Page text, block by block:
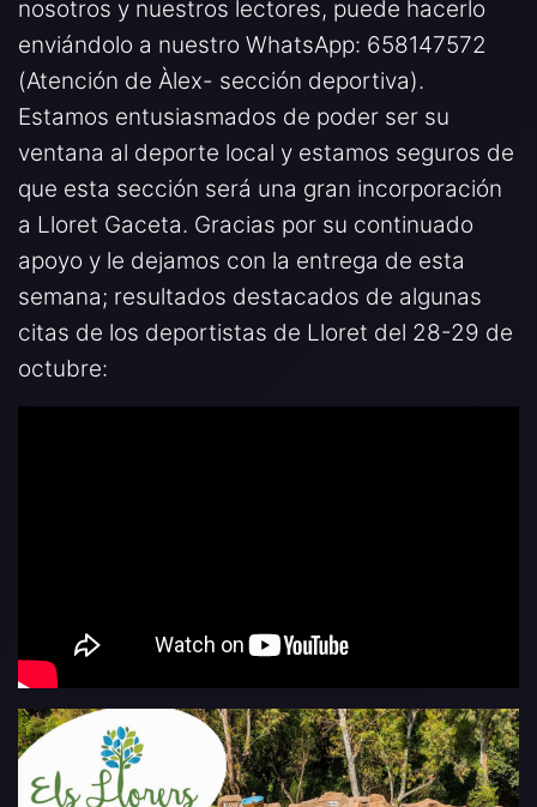
nosotros y nuestros lectores, puede hacerlo
enviándolo a nuestro WhatsApp: 658147572
(Atención de Àlex- sección deportiva).
Estamos entusiasmados de poder ser su
ventana al deporte local y estamos seguros de
que esta sección será una gran incorporación
a Lloret Gaceta. Gracias por su continuado
apoyo y le dejamos con la entrega de esta
semana; resultados destacados de algunas
citas de los deportistas de Lloret del 28-29 de
octubre: